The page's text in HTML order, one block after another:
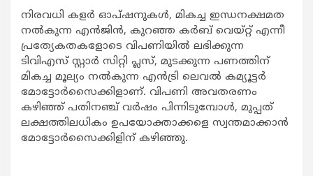
നിരവധി കളര്‍ ഓപ്ഷനുകള്‍, മികച്ച ഇന്ധനക്ഷമത
നല്‍കുന്ന എന്‍ജിന്‍, കുറഞ്ഞ കര്‍ബ് വെയ്റ്റ് എന്നീ
പ്രത്യേകതകളോടെ വിപണിയില്‍ ലഭിക്കുന്ന
ടിവിഎസ് സ്റ്റാര്‍ സിറ്റി പ്ലസ്, മുടക്കുന്ന പണത്തിന്
മികച്ച മൂല്യം നല്‍കുന്ന എന്‍ട്രി ലെവല്‍ കമ്യൂട്ടര്‍
മോട്ടോര്‍സൈക്കിളാണ്. വിപണി അവതരണം
കഴിഞ്ഞ് പതിനഞ്ച് വര്‍ഷം പിന്നിടുമ്പോള്‍, മുപ്പത്
ലക്ഷത്തിലധികം ഉപയോക്താക്കളെ സ്വന്തമാക്കാന്‍
മോട്ടോര്‍സൈക്കിളിന് കഴിഞ്ഞു.